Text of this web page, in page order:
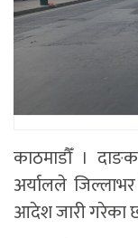
काठमाडौँ ।
अर्यालले
आदेश जारी गरेका